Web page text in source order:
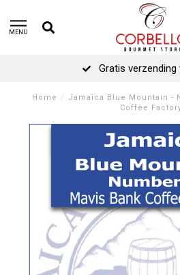
MENU
Gratis verzending
Home /
Jamaica Blue Mountain -
Coffee